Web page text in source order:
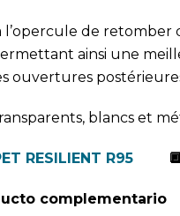
l’opercule de
ainsi une
ouvertures
blancs et
RESILIENT R95
complementario